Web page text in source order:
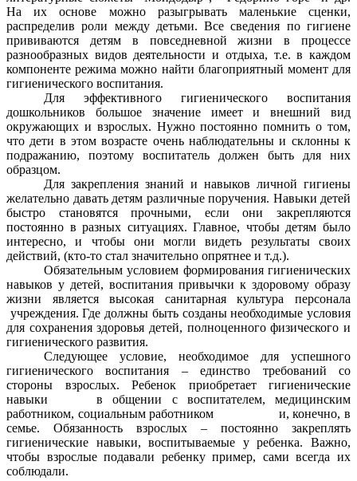
На их основе можно разыгрывать маленькие сценки,
распределив роли между детьми. Все сведения по гигиене
прививаются детям в повседневной жизни в процессе
разнообразных видов деятельности и отдыха, т.е. в каждом
компоненте режима можно найти благоприятный момент для
гигиенического воспитания.
Для эффективного гигиенического воспитания
дошкольников большое значение имеет и внешний вид
окружающих и взрослых. Нужно постоянно помнить о том,
что дети в этом возрасте очень наблюдательны и склонны к
подражанию, поэтому воспитатель должен быть для них
образцом.
Для закрепления знаний и навыков личной гигиены
желательно давать детям различные поручения. Навыки детей
быстро становятся прочными, если они закрепляются
постоянно в разных ситуациях. Главное, чтобы детям было
интересно, и чтобы они могли видеть результаты своих
действий, (кто-то стал значительно опрятнее и т.д.).
Обязательным условием формирования гигиенических
навыков у детей, воспитания привычки к здоровому образу
жизни является высокая санитарная культура персонала
учреждения. Где должны быть созданы необходимые условия
для сохранения здоровья детей, полноценного физического и
гигиенического развития.
Следующее условие, необходимое для успешного
гигиенического воспитания – единство требований со
стороны взрослых. Ребенок приобретает гигиенические
навыки в общении с воспитателем, медицинским
работником, социальным работником и, конечно, в
семье. Обязанность взрослых – постоянно закреплять
гигиенические навыки, воспитываемые у ребенка. Важно,
чтобы взрослые подавали ребенку пример, сами всегда их
соблюдали.